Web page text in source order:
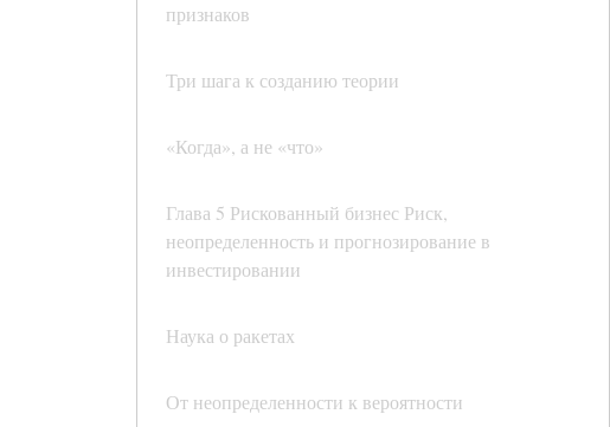
признаков
Три шага к созданию теории
«Когда», а не «что»
Глава 5 Рискованный бизнес Риск,
неопределенность и прогнозирование в
инвестировании
Наука о ракетах
От неопределенности к вероятности